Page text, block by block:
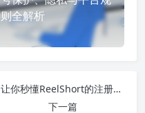
则全解析
让你秒懂ReelShort的注册、登录与使用
下一篇